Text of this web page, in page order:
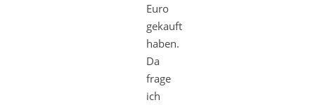
Euro
gekauft
haben.
Da
frage
ich